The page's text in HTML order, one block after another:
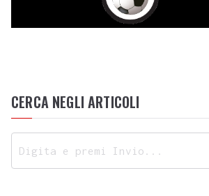
CERCA NEGLI ARTICOLI